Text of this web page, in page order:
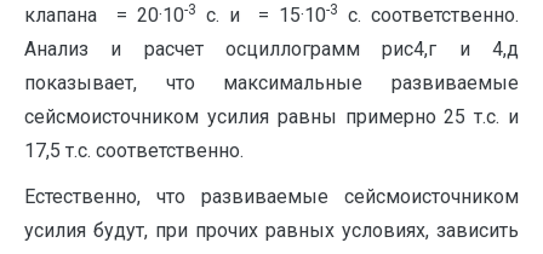
клапана = 20·10-3 с. и = 15·10-3
с. соответственно.
Анализ и расчет осциллограмм рис4,г и 4,д
показывает, что максимальные развиваемые
сейсмоисточником усилия равны примерно 25 т.с. и
17,5 т.с. соответственно.
Естественно, что развиваемые сейсмоисточником
усилия будут, при прочих равных условиях, зависить